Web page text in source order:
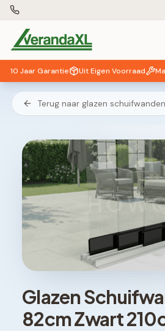
10 Jaar Garantie Uit Eigen Voorraad
Terug naar glazen schuifwanden
Glazen
82cm Zwart